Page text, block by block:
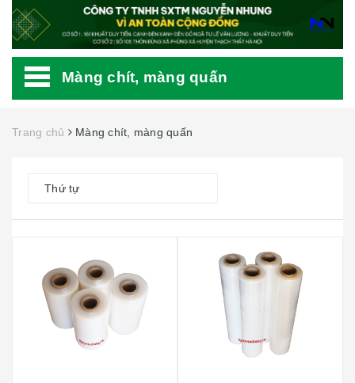
Màng chít, màng quấn
Trang chủ Màng chít, màng quấn
Thứ tự